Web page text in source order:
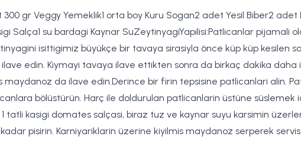
300 gr Veggy Yemeklik1 orta boy Kuru Sogan2 adet Yesil Biber2
Salça1 su bardagi Kaynar SuZeytinyagiYapilisi:Patlicanlar pijamali
isittigimiz büyükçe bir tavaya sirasiyla önce küp küp kesilen
edin. Kiymayi tavaya ilave ettikten sonra da birkaç dakika
da ilave edin.Derince bir firin tepsisine patlicanlari alin.
bölüstürün. Harç ile doldurulan patlicanlarin üstüne
tatli kasigi domates salçasi, biraz tuz ve kaynar suyu karsimin
pisirin. Karniyariklarin üzerine kiyilmis maydanoz serperek servis